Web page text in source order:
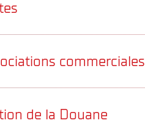
Ventes
commerciales
Négociations Commerciales
de la Douane